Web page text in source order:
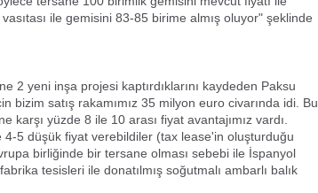
ile gemisini 83-85 birime almış oluyor" şeklinde
2 yeni inşa projesi kaptırdıklarını kaydeden Paksu
satış rakamımız 35 milyon euro civarında idi. Bu
yüzde 8 ile 10 arası fiyat avantajımız vardı.
5 düşük fiyat verebildiler (tax lease'in oluşturduğu
birliğinde bir tersane olması sebebi ile İspanyol
tesisleri ile donatılmış soğutmalı ambarlı balık